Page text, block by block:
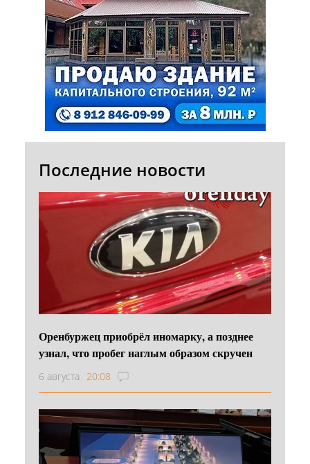
Последние новости
Оренбуржец приобрёл иномарку, а позднее
узнал, что пробег наглым образом скручен
6 августа 20:08